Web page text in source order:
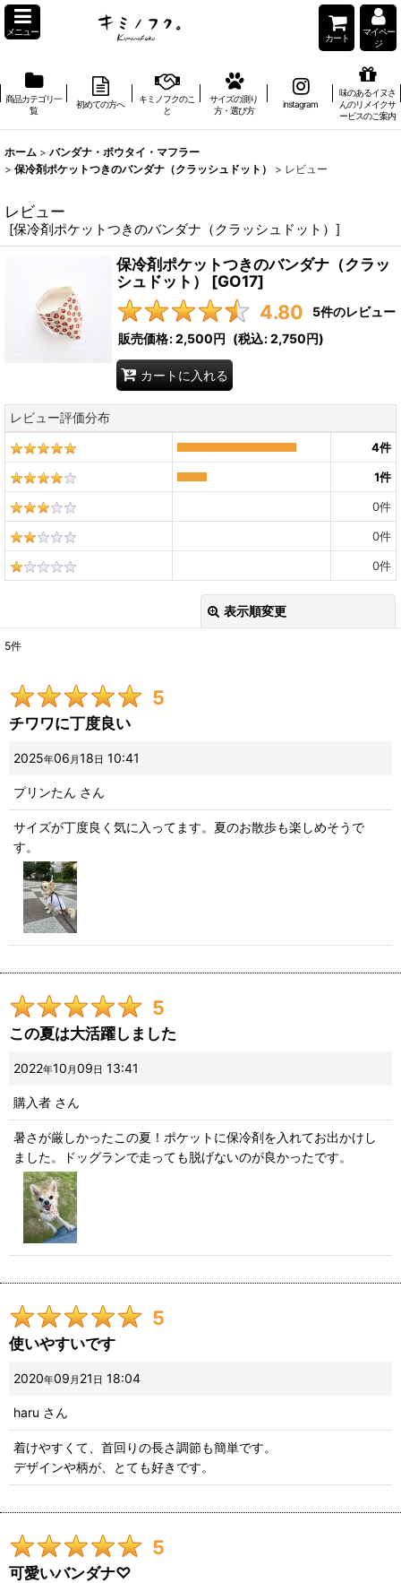
メニュー
カート
マイペー
ジ
商品カテゴリ一
覧
初めての方へ
キミノフクのこ
と
サイズの測り
方・選び方
instagram
味のあるイヌさ
んのリメイクサ
ービスのご案内
ホーム > バンダナ・ボウタイ・マフラー
> 保冷剤ポケットつきのバンダナ（クラッシュドット） > レビュー
レビュー
[保冷剤ポケットつきのバンダナ（クラッシュドット） ]
保冷剤ポケットつきのバンダナ（クラッ
シュドット）
[GO17]
4.80 5件のレビュー
販売価格:2,500円 (税込:2,750円)
カートに入れる
レビュー評価分布
4件
1件
0件
0件
0件
表示順変更
期間:
画像:
星の数 :
並び順
5件
5
チワワに丁度良い
2025年06 月18日 10:41
プリンたん さん
サイズが丁度良く気に入ってます。夏のお散歩も楽しめそうで
す。
5
この夏は大活躍しました
2022年10 月09日 13:41
購入者 さん
暑さが厳しかったこの夏！ポケットに保冷剤を入れてお出かけし
ました。ドッグランで走っても脱げないのが良かったです。
5
使いやすいです
2020年09 月 21 日 18:04
haru さん
着けやすくて、首回りの長さ調節も簡単です。
デザインや柄が、とても好きです。
5
可愛いバンダナ♡